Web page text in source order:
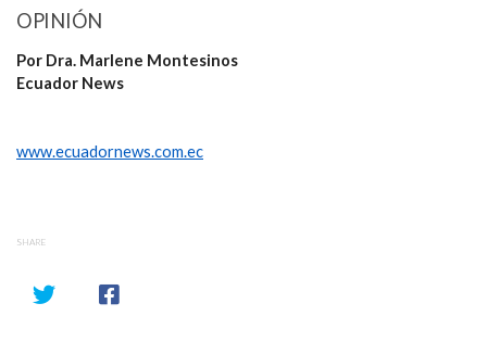
OPINIÓN
Por Dra. Marlene Montesinos
Ecuador News
www.ecuadornews.com.ec
SHARE